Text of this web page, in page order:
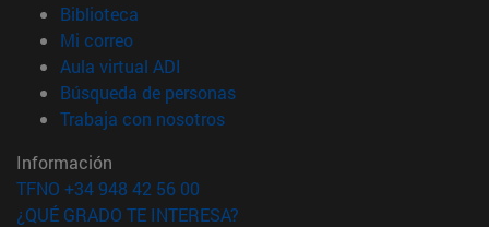
Biblioteca
Mi correo(abre en nueva ventana)
Aula virtual ADI
Búsqueda de personas(abre en nueva ventana)
Trabaja con nosotros(abre en nueva ventana)
Información
TFNO +34 948 42 56 00
¿QUÉ GRADO TE INTERESA?